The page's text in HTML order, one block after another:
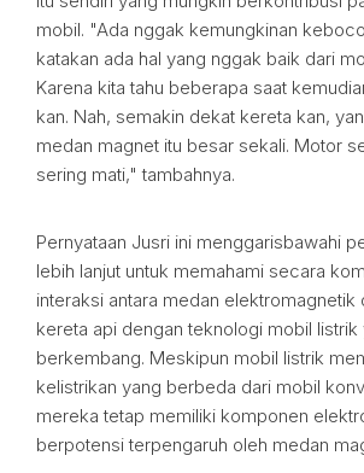
mobil. "Ada nggak kemungkinan
katakan ada hal yang nggak baik dari
Karena kita tahu beberapa saat
kan. Nah, semakin dekat kereta kan,
medan magnet itu besar sekali. Motor
sering mati," tambahnya.
Pernyataan Jusri ini menggarisbawahi
lebih lanjut untuk memahami secara
interaksi antara medan elektromagnetik
kereta api dengan teknologi mobil listrik
berkembang. Meskipun mobil listrik
kelistrikan yang berbeda dari mobil
mereka tetap memiliki komponen
berpotensi terpengaruh oleh medan